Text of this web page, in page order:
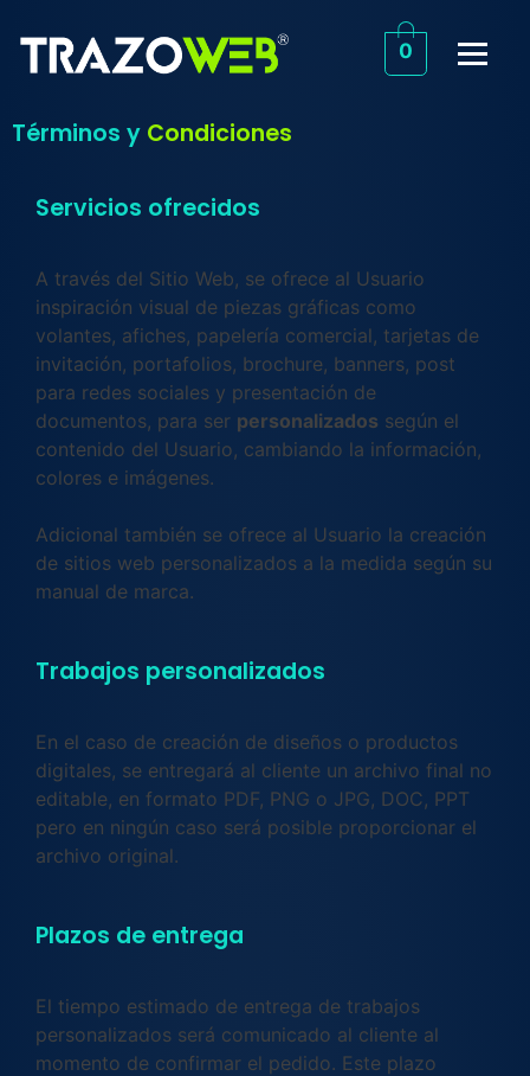
0
Términos y Condiciones
Servicios ofrecidos
A través del Sitio Web, se ofrece al Usuario
inspiración visual de piezas gráficas como
volantes, afiches, papelería comercial, tarjetas de
invitación, portafolios, brochure, banners, post
para redes sociales y presentación de
documentos, para ser personalizados según el
contenido del Usuario, cambiando la información,
colores e imágenes.
Adicional también se ofrece al Usuario la creación
de sitios web personalizados a la medida según su
manual de marca.
Trabajos personalizados
En el caso de creación de diseños o productos
digitales, se entregará al cliente un archivo final no
editable, en formato PDF, PNG o JPG, DOC, PPT
pero en ningún caso será posible proporcionar el
archivo original.
Plazos de entrega
El tiempo estimado de entrega de trabajos
personalizados será comunicado al cliente al
momento de confirmar el pedido. Este plazo